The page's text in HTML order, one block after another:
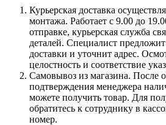
Курьерская доставка
монтажа. Работает с 9.00 до
отправке, курьерская служба
деталей. Специалист
доставки и уточнит адрес.
целостность и соответствие
Самовывоз из магазина. После
подтверждения менеджера
можете получить товар. Для
обратитесь к сотруднику в
номер.